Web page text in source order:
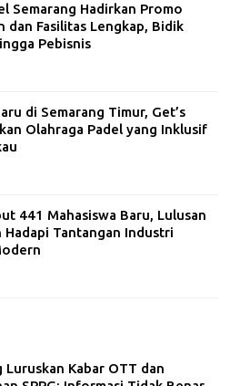
Semarang Hadirkan Promo
dan Fasilitas Lengkap, Bidik
Pebisnis
di Semarang Timur, Get’s
Olahraga Padel yang Inklusif
441 Mahasiswa Baru, Lulusan
Hadapi Tantangan Industri
Luruskan Kabar OTT dan